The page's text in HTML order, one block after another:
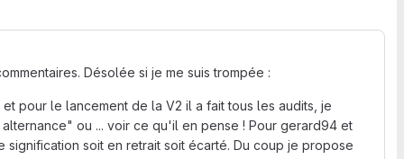
Désolée si je me suis trompée :
pour le lancement de la V2 il a fait tous les audits, je
ou ... voir ce qu'il en pense ! Pour gerard94 et
signification soit en retrait soit écarté. Du coup je propose